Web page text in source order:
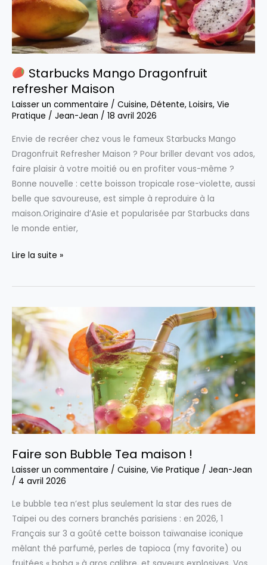
grâce
l’IA
Starbucks Mango Dragonfruit
refresher Maison
Laisser un commentaire / Cuisine, Détente, Loisirs, Vie
Pratique / Jean-Jean / 18 avril 2026
Envie de recréer chez vous le fameux Starbucks Mango
Dragonfruit Refresher Maison ? Pour briller devant vos ados,
faire plaisir à votre moitié ou en profiter vous-même ?
Bonne nouvelle : cette boisson tropicale rose-violette, aussi
belle que savoureuse, est simple à reproduire à la
maison.Originaire d’Asie et popularisée par Starbucks dans
le monde entier,
Mango
refresher
Maison
Lire la suite »
Faire son Bubble Tea maison !
Laisser un commentaire / Cuisine, Vie Pratique / Jean-Jean
/ 4 avril 2026
Le bubble tea n’est plus seulement la star des rues de
Taipei ou des corners branchés parisiens : en 2026, 1
Français sur 3 a goûté cette boisson taïwanaise iconique
mêlant thé parfumé, perles de tapioca (my favorite) ou